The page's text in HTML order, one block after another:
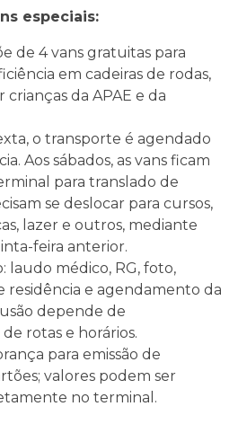
especiais:
de 4 vans gratuitas para
em cadeiras de rodas,
da APAE e da
o transporte é agendado
Aos sábados, as vans ficam
para translado de
se deslocar para cursos,
lazer e outros, mediante
feira anterior.
laudo médico, RG, foto,
residência e agendamento da
depende de
rotas e horários.
para emissão de
valores podem ser
no terminal.